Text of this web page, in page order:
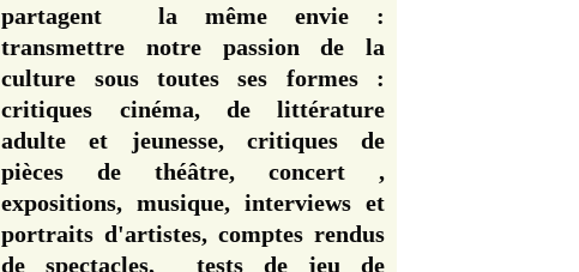
partagent la même envie :
transmettre notre passion de la
culture sous toutes ses formes :
critiques cinéma, de littérature
adulte et jeunesse, critiques de
pièces de théâtre, concert ,
expositions, musique, interviews et
portraits d'artistes, comptes rendus
de spectacles, tests de jeu de